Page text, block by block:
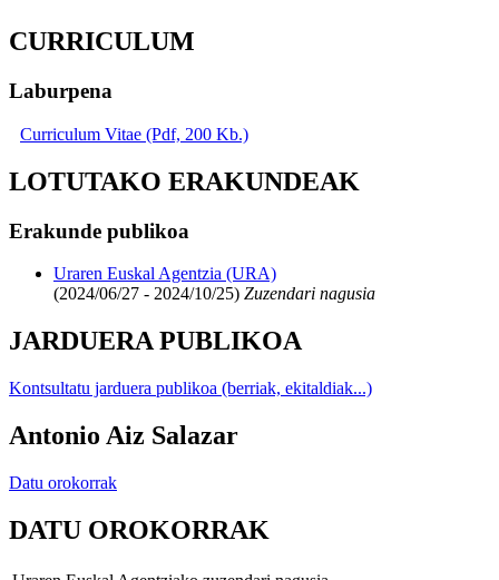
CURRICULUM
Laburpena
Curriculum Vitae (Pdf, 200 Kb.)
LOTUTAKO ERAKUNDEAK
Erakunde publikoa
Uraren Euskal Agentzia (URA)
(2024/06/27 - 2024/10/25) Zuzendari nagusia
JARDUERA PUBLIKOA
Kontsultatu jarduera publikoa (berriak, ekitaldiak...)
Antonio Aiz Salazar
Datu orokorrak
DATU OROKORRAK